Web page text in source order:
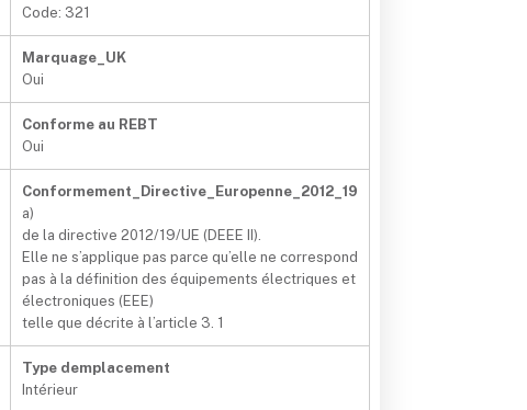
Code: 321
Marquage_UK
Oui
Conforme au REBT
Oui
Conformement_Directive_Europenne_2012_19
a)
de la directive 2012/19/UE (DEEE II).
Elle ne s’applique pas parce qu’elle ne correspond
pas à la définition des équipements électriques et
électroniques (EEE)
telle que décrite à l’article 3. 1
Type demplacement
Intérieur